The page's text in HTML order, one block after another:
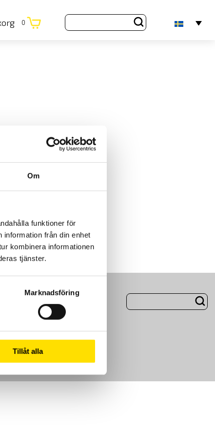
Om
funktioner för
från din enhet
kombinera informationen
tjänster.
Marknadsföring
Tillåt alla
0
Om Oss